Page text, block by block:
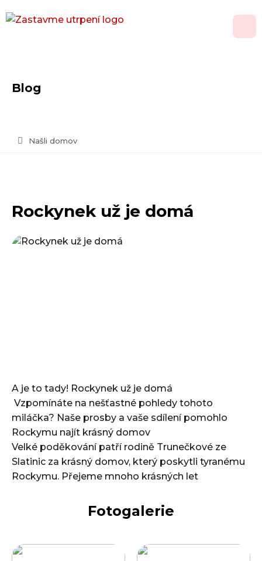
Vánoční přání
Blog
Našli domov
Rockynek už je domá
A je to tady! Rockynek už je domá
Vzpomínáte na nešťastné pohledy tohoto
miláčka? Naše prosby a vaše sdílení pomohlo
Rockymu najít krásný domov
Velké poděkování patří rodině Trunečkové ze
Slatinic za krásný domov, který poskytli tyranému
Rockymu. Přejeme mnoho krásných let
Fotogalerie